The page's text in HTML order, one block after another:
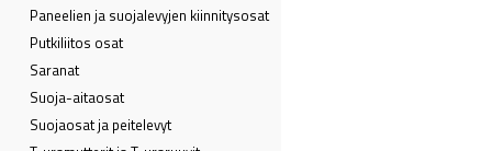
Paneelien ja suojalevyjen kiinnitysosat
Putkiliitos osat
Saranat
Suoja-aitaosat
Suojaosat ja peitelevyt